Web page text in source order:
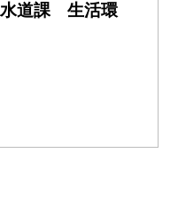
水道課 生活環